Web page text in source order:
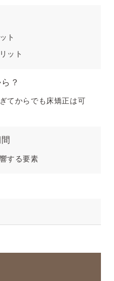
ト
ット
？
てからでも床矯正は可
する要素